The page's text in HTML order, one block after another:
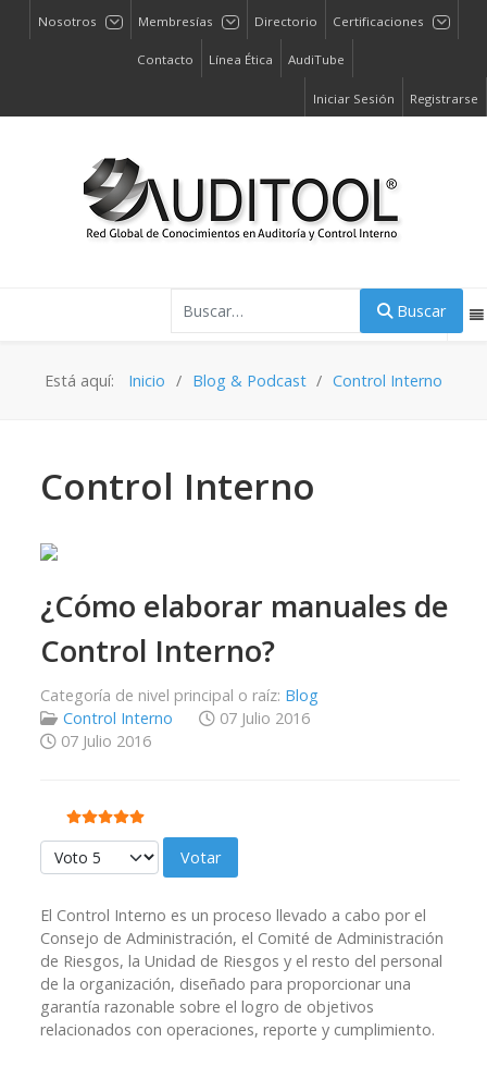
Nosotros Membresías Directorio Certificaciones
Contacto Línea Ética AudiTube
Iniciar Sesión Registrarse
Buscar
Está aquí: Inicio Blog & Podcast Control Interno
Control Interno
¿Cómo elaborar manuales de
Control Interno?
Categoría de nivel principal o raíz: Blog
Control Interno
07 Julio 2016
07 Julio 2016
Ratio:5/5
Por favor, vote
El Control Interno es un proceso llevado a cabo por el
Consejo de Administración, el Comité de Administración
de Riesgos, la Unidad de Riesgos y el resto del personal
de la organización, diseñado para proporcionar una
garantía razonable sobre el logro de objetivos
relacionados con operaciones, reporte y cumplimiento.